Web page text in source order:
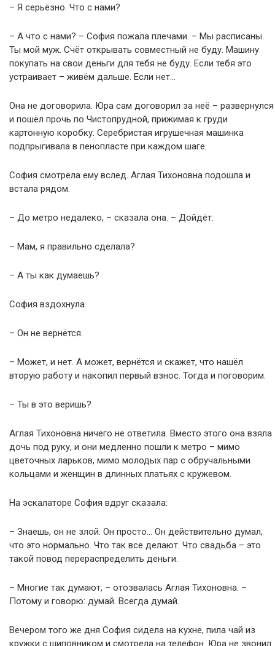
– Я серьёзно. Что с нами?
– А что с нами? – София пожала плечами. – Мы расписаны.
Ты мой муж. Счёт открывать совместный не буду. Машину
покупать на свои деньги для тебя не буду. Если тебя это
устраивает – живём дальше. Если нет…
Она не договорила. Юра сам договорил за неё – развернулся
и пошёл прочь по Чистопрудной, прижимая к груди
картонную коробку. Серебристая игрушечная машинка
подпрыгивала в пенопласте при каждом шаге.
София смотрела ему вслед. Аглая Тихоновна подошла и
встала рядом.
– До метро недалеко, – сказала она. – Дойдёт.
– Мам, я правильно сделала?
– А ты как думаешь?
София вздохнула.
– Он не вернётся.
– Может, и нет. А может, вернётся и скажет, что нашёл
вторую работу и накопил первый взнос. Тогда и поговорим.
– Ты в это веришь?
Аглая Тихоновна ничего не ответила. Вместо этого она взяла
дочь под руку, и они медленно пошли к метро – мимо
цветочных ларьков, мимо молодых пар с обручальными
кольцами и женщин в длинных платьях с кружевом.
На эскалаторе София вдруг сказала:
– Знаешь, он не злой. Он просто… Он действительно думал,
что это нормально. Что так все делают. Что свадьба – это
такой повод перераспределить деньги.
– Многие так думают, – отозвалась Аглая Тихоновна. –
Потому и говорю: думай. Всегда думай.
Вечером того же дня София сидела на кухне, пила чай из
кружки с шиповником и смотрела на телефон. Юра не звонил